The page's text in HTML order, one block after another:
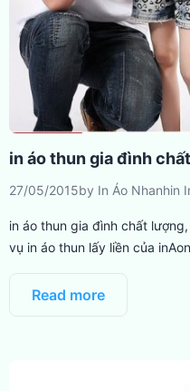
in áo thun gia đình
27/05/2015by In Áo Nhanhin
in áo thun gia đình chất
vụ in áo thun lấy liền của
Read more